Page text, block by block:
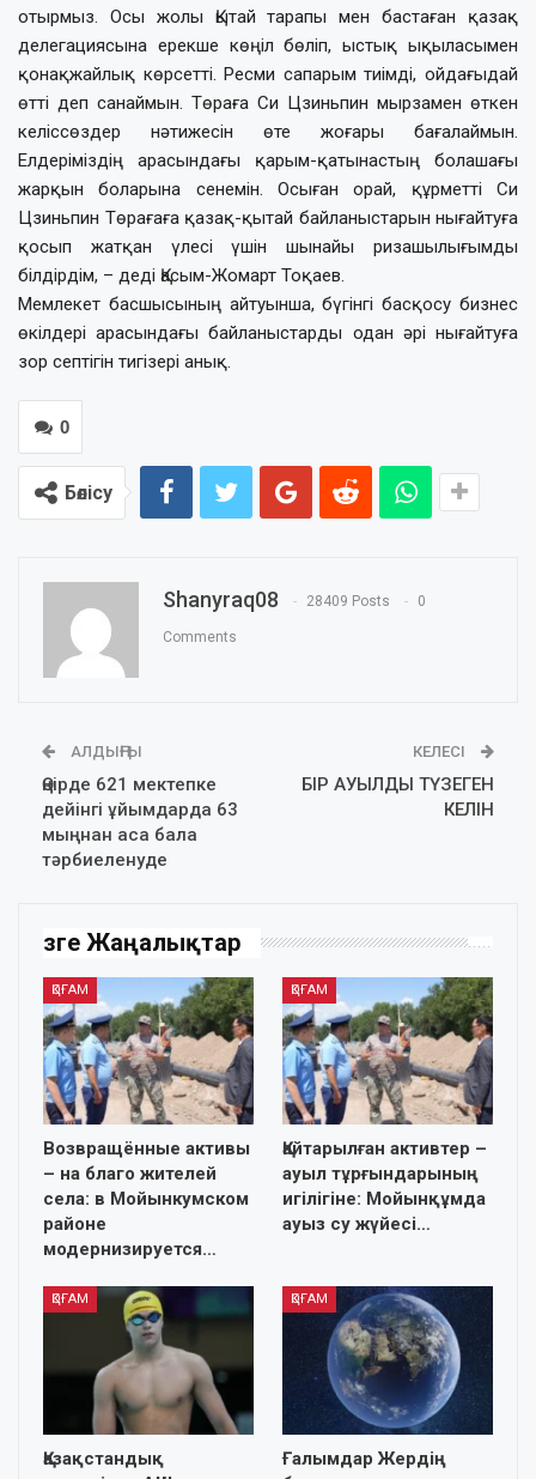
отырмыз. Осы жолы Қытай тарапы мен бастаған қазақ
делегациясына ерекше көңіл бөліп, ыстық ықыласымен
қонақжайлық көрсетті. Ресми сапарым тиімді, ойдағыдай
өтті деп санаймын. Төраға Си Цзиньпин мырзамен өткен
келіссөздер нәтижесін өте жоғары бағалаймын.
Елдеріміздің арасындағы қарым-қатынастың болашағы
жарқын боларына сенемін. Осыған орай, құрметті Си
Цзиньпин Төрағаға қазақ-қытай байланыстарын нығайтуға
қосып жатқан үлесі үшін шынайы ризашылығымды
білдірдім, – деді Қасым-Жомарт Тоқаев.
Мемлекет басшысының айтуынша, бүгінгі басқосу бизнес
өкілдері арасындағы байланыстарды одан әрі нығайтуға
зор септігін тигізері анық.
0
Бөлісу
Shanyraq08 28409 Posts 0
Comments
АЛДЫҢҒЫ
Өңірде 621 мектепке
дейінгі ұйымдарда 63
мыңнан аса бала
тәрбиеленуде
КЕЛЕСІ
БІР АУЫЛДЫ ТҮЗЕГЕН
КЕЛІН
Өзге Жаңалықтар
ҚОҒАМ
Возвращённые активы
– на благо жителей
села: в Мойынкумском
районе
модернизируется…
ҚОҒАМ
Қайтарылған активтер –
ауыл тұрғындарының
игілігіне: Мойынқұмда
ауыз су жүйесі…
ҚОҒАМ
Қазақстандық
ҚОҒАМ
Ғалымдар Жердің